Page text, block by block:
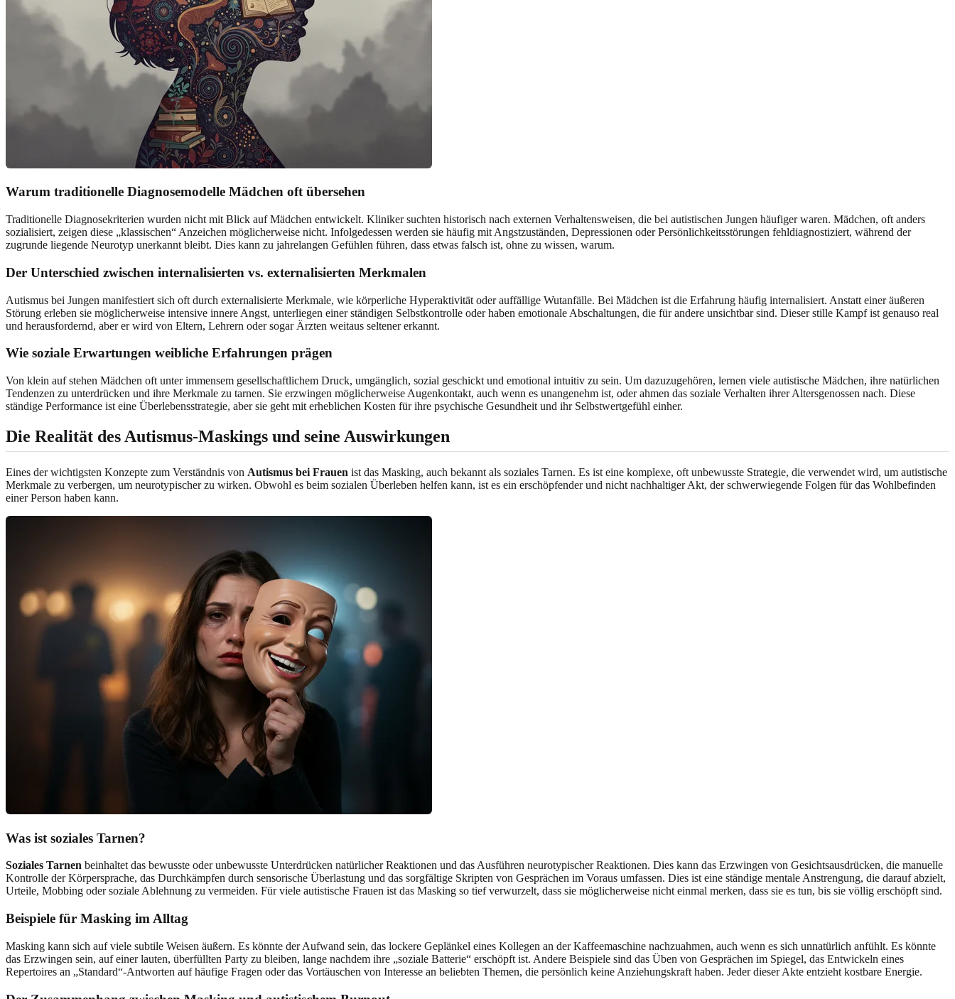
Warum traditionelle Diagnosemodelle Mädchen oft übersehen
Traditionelle Diagnosekriterien wurden nicht mit Blick auf Mädchen entwickelt. Kliniker suchten historisch nach externen Verhaltensweisen, die bei autistischen Jungen häufiger waren. Mädchen, oft anders
sozialisiert, zeigen diese „klassischen“ Anzeichen möglicherweise nicht. Infolgedessen werden sie häufig mit Angstzuständen, Depressionen oder Persönlichkeitsstörungen fehldiagnostiziert, während der
zugrunde liegende Neurotyp unerkannt bleibt. Dies kann zu jahrelangen Gefühlen führen, dass etwas falsch ist, ohne zu wissen, warum.
Der Unterschied zwischen internalisierten vs. externalisierten Merkmalen
Autismus bei Jungen manifestiert sich oft durch externalisierte Merkmale, wie körperliche Hyperaktivität oder auffällige Wutanfälle. Bei Mädchen ist die Erfahrung häufig internalisiert. Anstatt einer äußeren
Störung erleben sie möglicherweise intensive innere Angst, unterliegen einer ständigen Selbstkontrolle oder haben emotionale Abschaltungen, die für andere unsichtbar sind. Dieser stille Kampf ist genauso real
und herausfordernd, aber er wird von Eltern, Lehrern oder sogar Ärzten weitaus seltener erkannt.
Wie soziale Erwartungen weibliche Erfahrungen prägen
Von klein auf stehen Mädchen oft unter immensem gesellschaftlichem Druck, umgänglich, sozial geschickt und emotional intuitiv zu sein. Um dazuzugehören, lernen viele autistische Mädchen, ihre natürlichen
Tendenzen zu unterdrücken und ihre Merkmale zu tarnen. Sie erzwingen möglicherweise Augenkontakt, auch wenn es unangenehm ist, oder ahmen das soziale Verhalten ihrer Altersgenossen nach. Diese
ständige Performance ist eine Überlebensstrategie, aber sie geht mit erheblichen Kosten für ihre psychische Gesundheit und ihr Selbstwertgefühl einher.
Die Realität des Autismus-Maskings und seine Auswirkungen
Eines der wichtigsten Konzepte zum Verständnis von Autismus bei Frauen ist das Masking, auch bekannt als soziales Tarnen. Es ist eine komplexe, oft unbewusste Strategie, die verwendet wird, um autistische
Merkmale zu verbergen, um neurotypischer zu wirken. Obwohl es beim sozialen Überleben helfen kann, ist es ein erschöpfender und nicht nachhaltiger Akt, der schwerwiegende Folgen für das Wohlbefinden
einer Person haben kann.
Was ist soziales Tarnen?
Soziales Tarnen beinhaltet das bewusste oder unbewusste Unterdrücken natürlicher Reaktionen und das Ausführen neurotypischer Reaktionen. Dies kann das Erzwingen von Gesichtsausdrücken, die manuelle
Kontrolle der Körpersprache, das Durchkämpfen durch sensorische Überlastung und das sorgfältige Skripten von Gesprächen im Voraus umfassen. Dies ist eine ständige mentale Anstrengung, die darauf abzielt,
Urteile, Mobbing oder soziale Ablehnung zu vermeiden. Für viele autistische Frauen ist das Masking so tief verwurzelt, dass sie möglicherweise nicht einmal merken, dass sie es tun, bis sie völlig erschöpft sind.
Beispiele für Masking im Alltag
Masking kann sich auf viele subtile Weisen äußern. Es könnte der Aufwand sein, das lockere Geplänkel eines Kollegen an der Kaffeemaschine nachzuahmen, auch wenn es sich unnatürlich anfühlt. Es könnte
das Erzwingen sein, auf einer lauten, überfüllten Party zu bleiben, lange nachdem ihre „soziale Batterie“ erschöpft ist. Andere Beispiele sind das Üben von Gesprächen im Spiegel, das Entwickeln eines
Repertoires an „Standard“-Antworten auf häufige Fragen oder das Vortäuschen von Interesse an beliebten Themen, die persönlich keine Anziehungskraft haben. Jeder dieser Akte entzieht kostbare Energie.